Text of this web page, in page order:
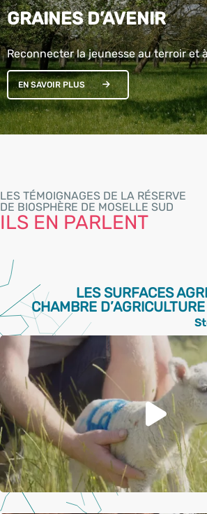
GRAINES D’AVENIR
Reconnecter la jeunesse au terroir et
EN SAVOIR PLUS
LES TÉMOIGNAGES DE LA RÉSERVE
DE BIOSPHÈRE DE MOSELLE SUD
ILS EN PARLENT
LES SURFACES
CHAMBRE